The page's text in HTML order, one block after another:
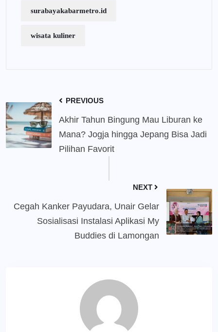
surabayakabarmetro.id
wisata kuliner
PREVIOUS
Akhir Tahun Bingung Mau Liburan ke
Mana? Jogja hingga Jepang Bisa Jadi
Pilihan Favorit
NEXT
Cegah Kanker Payudara, Unair Gelar
Sosialisasi Instalasi Aplikasi My
Buddies di Lamongan